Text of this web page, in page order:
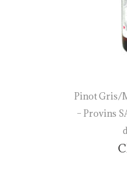
Pinot Gris/
– Provins